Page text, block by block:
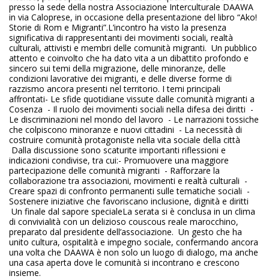
presso la sede della nostra Associazione Interculturale DAAWA
in via Caloprese, in occasione della presentazione del libro “Ako!
Storie di Rom e Migranti”.L’incontro ha visto la presenza
significativa di rappresentanti dei movimenti sociali, realtà
culturali, attivisti e membri delle comunità migranti. Un pubblico
attento e coinvolto che ha dato vita a un dibattito profondo e
sincero sui temi della migrazione, delle minoranze, delle
condizioni lavorative dei migranti, e delle diverse forme di
razzismo ancora presenti nel territorio. I temi principali
affrontati- Le sfide quotidiane vissute dalle comunità migranti a
Cosenza - Il ruolo dei movimenti sociali nella difesa dei diritti -
Le discriminazioni nel mondo del lavoro - Le narrazioni tossiche
che colpiscono minoranze e nuovi cittadini - La necessità di
costruire comunità protagoniste nella vita sociale della città
Dalla discussione sono scaturite importanti riflessioni e
indicazioni condivise, tra cui:- Promuovere una maggiore
partecipazione delle comunità migranti - Rafforzare la
collaborazione tra associazioni, movimenti e realtà culturali -
Creare spazi di confronto permanenti sulle tematiche sociali -
Sostenere iniziative che favoriscano inclusione, dignità e diritti
Un finale dal sapore specialeLa serata si è conclusa in un clima
di convivialità con un delizioso couscous reale marocchino,
preparato dal presidente dell’associazione. Un gesto che ha
unito cultura, ospitalità e impegno sociale, confermando ancora
una volta che DAAWA è non solo un luogo di dialogo, ma anche
una casa aperta dove le comunità si incontrano e crescono
insieme.